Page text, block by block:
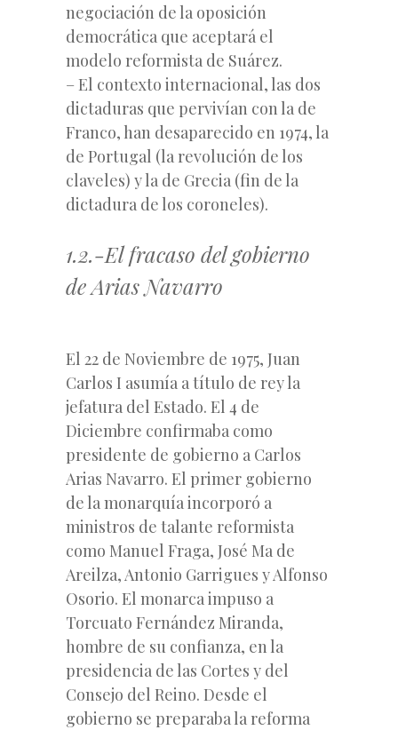
negociación de la oposición
democrática que aceptará el
modelo reformista de Suárez.
– El contexto internacional, las dos
dictaduras que pervivían con la de
Franco, han desaparecido en 1974, la
de Portugal (la revolución de los
claveles) y la de Grecia (fin de la
dictadura de los coroneles).
1.2.-El fracaso del gobierno
de Arias Navarro
El 22 de Noviembre de 1975, Juan
Carlos I asumía a título de rey la
jefatura del Estado. El 4 de
Diciembre confirmaba como
presidente de gobierno a Carlos
Arias Navarro. El primer gobierno
de la monarquía incorporó a
ministros de talante reformista
como Manuel Fraga, José Ma de
Areilza, Antonio Garrigues y Alfonso
Osorio. El monarca impuso a
Torcuato Fernández Miranda,
hombre de su confianza, en la
presidencia de las Cortes y del
Consejo del Reino. Desde el
gobierno se preparaba la reforma